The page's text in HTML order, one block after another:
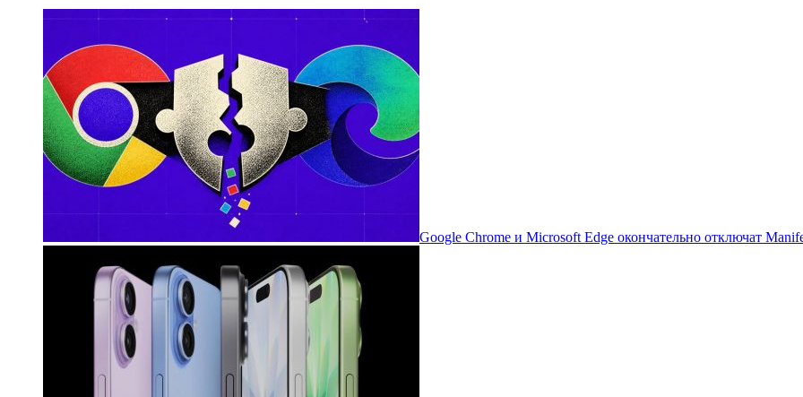
Google Chrome и Microsoft Edge окончательно отключат